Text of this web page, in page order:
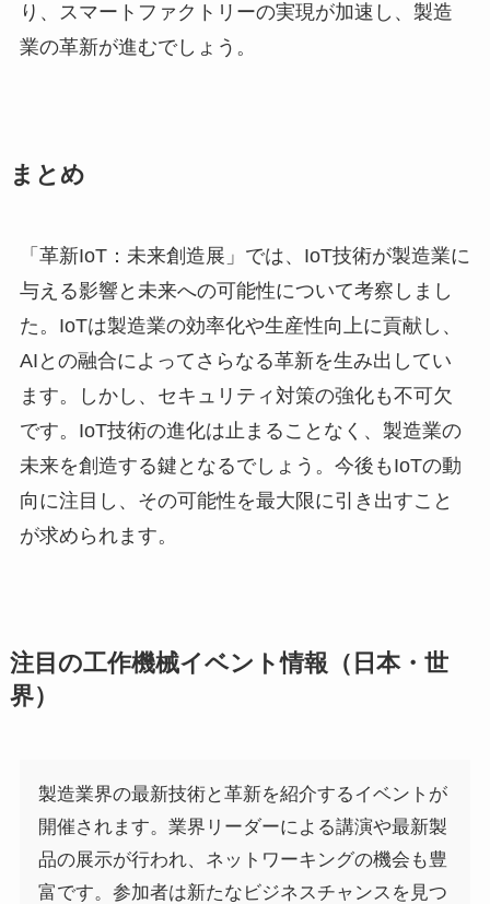
り、スマートファクトリーの実現が加速し、製造
業の革新が進むでしょう。
まとめ
「革新IoT：未来創造展」では、IoT技術が製造業に
与える影響と未来への可能性について考察しまし
た。IoTは製造業の効率化や生産性向上に貢献し、
AIとの融合によってさらなる革新を生み出してい
ます。しかし、セキュリティ対策の強化も不可欠
です。IoT技術の進化は止まることなく、製造業の
未来を創造する鍵となるでしょう。今後もIoTの動
向に注目し、その可能性を最大限に引き出すこと
が求められます。
注目の工作機械イベント情報（日本・世
界）
製造業界の最新技術と革新を紹介するイベントが
開催されます。業界リーダーによる講演や最新製
品の展示が行われ、ネットワーキングの機会も豊
富です。参加者は新たなビジネスチャンスを見つ